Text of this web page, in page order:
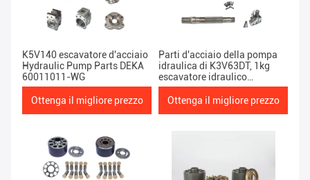
K5V140 escavatore d'acciaio
Hydraulic Pump Parts DEKA
60011011-WG
Ottenga il migliore prezzo
Parti d'acciaio della pompa
idraulica di K3V63DT, 1kg
escavatore idraulico
Components
Ottenga il migliore prezzo